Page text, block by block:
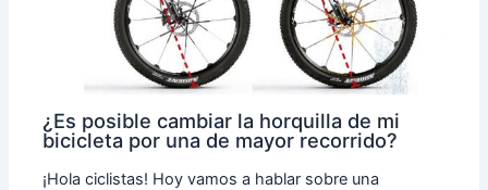
¿Es posible cambiar la horquilla de mi
bicicleta por una de mayor recorrido?
¡Hola ciclistas! Hoy vamos a hablar sobre una